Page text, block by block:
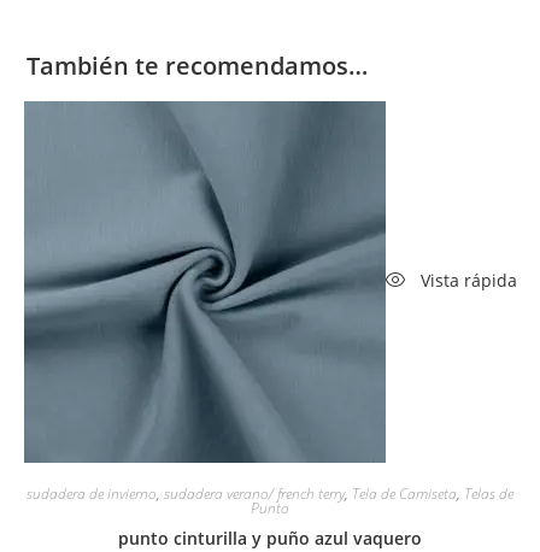
También te recomendamos…
Vista rápida
sudadera de invierno, sudadera verano/ french terry, Tela de Camiseta, Telas de
Punto
punto cinturilla y puño azul vaquero